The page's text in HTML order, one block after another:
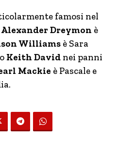
famosi nel
Alexander Dreymon è
Williams è Sara
Keith David nei panni
Mackie è Pascale e